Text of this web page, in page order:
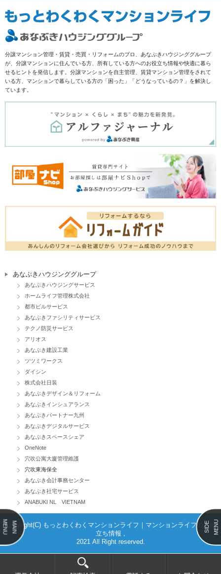
分譲マンション管理・賃貸・売買・リフォームのプロ、あなぶきハウジンググループ
が、分譲マンションに住んでいる方、所有している方へのお役立ち情報や快適に暮ら
せるヒントを発信します。分譲マンションを自主管理、賃貸マンション管理をされて
いる方、マンションで暮らしている方の「困った」「どうなっているの？」を解決し
ています。
あなぶきハウジンググループ
あなぶきハウジングサービス
ホームライフ管理株式会社
都市ビルサービス
あなぶきファシリティサービス
テクノ防災サービス
アリオス
あなぶき建設工業
ツツミワークス
ダイシン
株式会社日装
あなぶきデザイン＆リフォーム
あなぶきインシュアランス
あなぶきパートナー九州
あなぶきデジタルサービス
あなぶきスペースシェア
OneNote
穴吹公寓大廈管理維護
穴吹東海保全
あなぶき会計事務センター
あなぶき社宅サービス
ANABUKI NL VIETNAM
Copyright(C) もっとわくわくマンションライフ｜マンションライフのお役
立ち情報 ,
2021 All Right reserved.
MAIN
MENU SIDE MENU